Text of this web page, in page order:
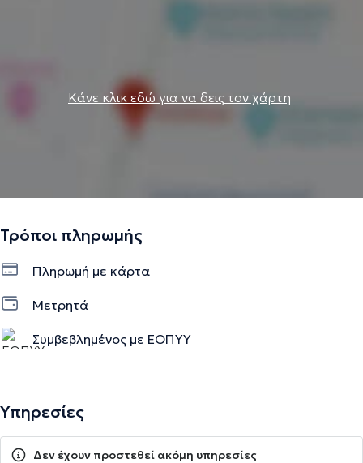
Κάνε κλικ εδώ για να δεις τον χάρτη
Τρόποι πληρωμής
Πληρωμή με κάρτα
Μετρητά
Συμβεβλημένος με ΕΟΠΥΥ
Υπηρεσίες
Δεν έχουν προστεθεί ακόμη υπηρεσίες